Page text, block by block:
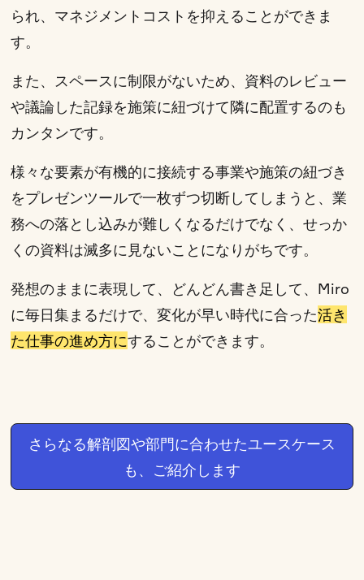
られ、マネジメントコストを抑えることができま
す。
また、スペースに制限がないため、資料のレビュー
や議論した記録を施策に紐づけて隣に配置するのも
カンタンです。
様々な要素が有機的に接続する事業や施策の紐づき
をプレゼンツールで一枚ずつ切断してしまうと、業
務への落とし込みが難しくなるだけでなく、せっか
くの資料は滅多に見ないことになりがちです。
発想のままに表現して、どんどん書き足して、Miro
に毎日集まるだけで、変化が早い時代に合った活き
た仕事の進め方にすることができます。
さらなる解剖図や部門に合わせたユースケース
も、ご紹介します